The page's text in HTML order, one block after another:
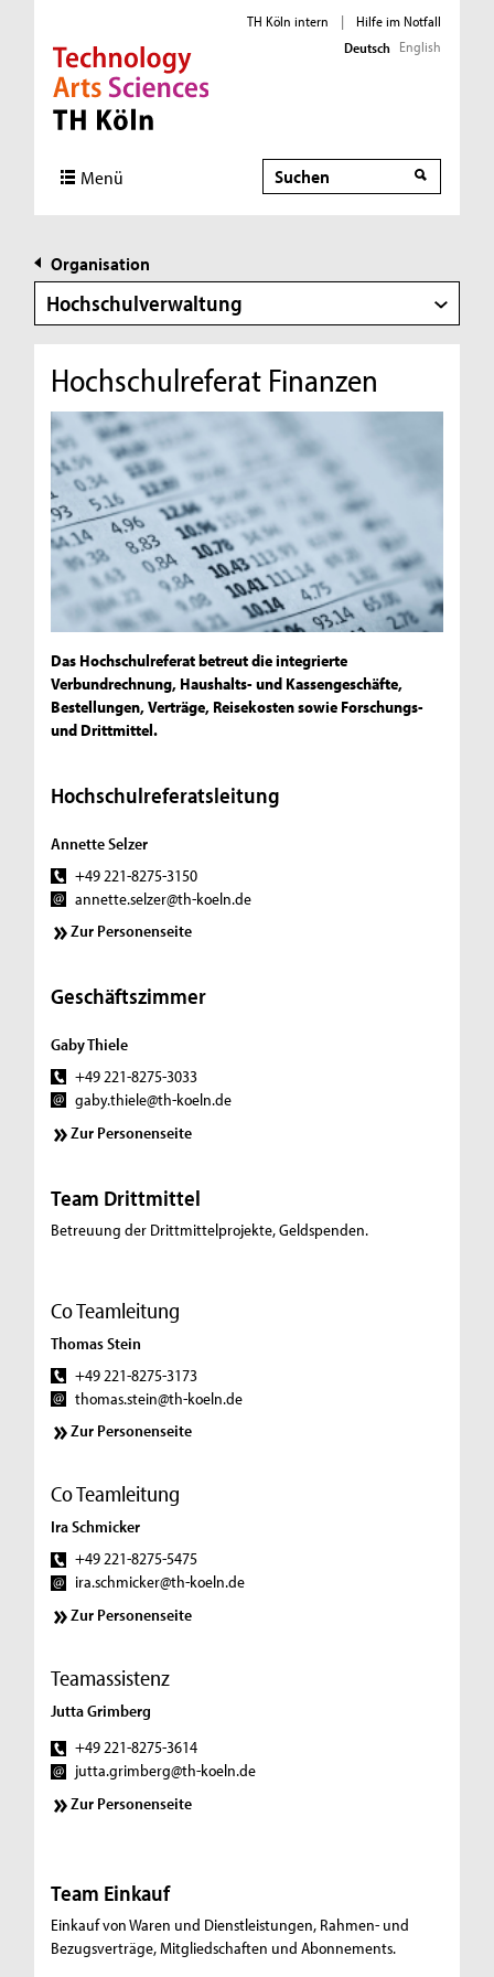
Direkt zur Hauptnavigation
Direkt zur Subnavigation
Direkt zum Inhalt
Direkt zum Fußbereich
TH Köln intern |
Hilfe im Notfall
Deutsch English
Menü Suche
Organisation
Hochschulverwaltung
Hochschulreferat Finanzen
Das Hochschulreferat betreut die integrierte
Verbundrechnung, Haushalts- und Kassengeschäfte,
Bestellungen, Verträge, Reisekosten sowie Forschungs-
und Drittmittel.
Hochschulreferatsleitung
Annette Selzer
+49 221-8275-3150
annette.selzer@th-koeln.de
Zur Personenseite
Geschäftszimmer
Gaby Thiele
+49 221-8275-3033
gaby.thiele@th-koeln.de
Zur Personenseite
Team Drittmittel
Betreuung der Drittmittelprojekte, Geldspenden.
Co Teamleitung
Thomas Stein
+49 221-8275-3173
thomas.stein@th-koeln.de
Zur Personenseite
Co Teamleitung
Ira Schmicker
+49 221-8275-5475
ira.schmicker@th-koeln.de
Zur Personenseite
Teamassistenz
Jutta Grimberg
+49 221-8275-3614
jutta.grimberg@th-koeln.de
Zur Personenseite
Team Einkauf
Einkauf von Waren und Dienstleistungen, Rahmen- und
Bezugsverträge, Mitgliedschaften und Abonnements.